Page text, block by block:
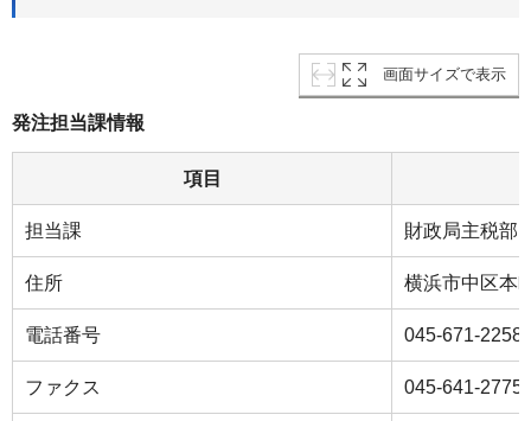
画面サイズで表示
発注担当課情報
項目
担当課 財政局主税部
住所 横浜市中区本
電話番号 045-671-2258
ファクス 045-641-2775